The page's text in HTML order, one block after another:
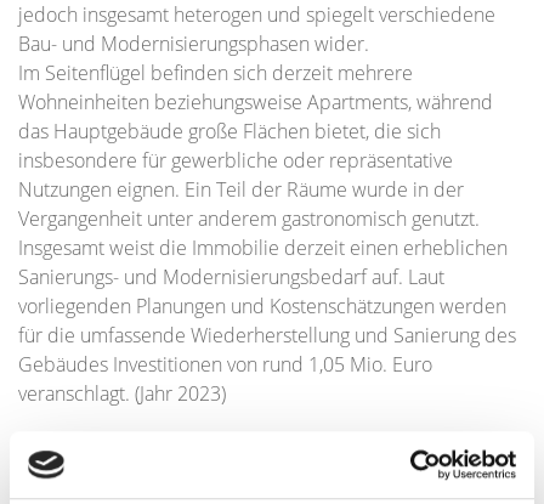
jedoch insgesamt heterogen und spiegelt verschiedene
Bau- und Modernisierungsphasen wider.
Im Seitenflügel befinden sich derzeit mehrere
Wohneinheiten beziehungsweise Apartments, während
das Hauptgebäude große Flächen bietet, die sich
insbesondere für gewerbliche oder repräsentative
Nutzungen eignen. Ein Teil der Räume wurde in der
Vergangenheit unter anderem gastronomisch genutzt.
Insgesamt weist die Immobilie derzeit einen erheblichen
Sanierungs- und Modernisierungsbedarf auf. Laut
vorliegenden Planungen und Kostenschätzungen werden
für die umfassende Wiederherstellung und Sanierung des
Gebäudes Investitionen von rund 1,05 Mio. Euro
veranschlagt. (Jahr 2023)
Für das Objekt wurden bereits konkrete
Entwicklungsüberlegungen angestellt. Die Planung sieht